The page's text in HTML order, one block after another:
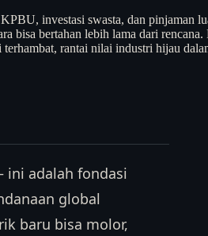
investasi swasta, dan pinjaman
bisa bertahan lebih lama dari
rantai nilai industri hijau
ini adalah fondasi
global
baru bisa molor,